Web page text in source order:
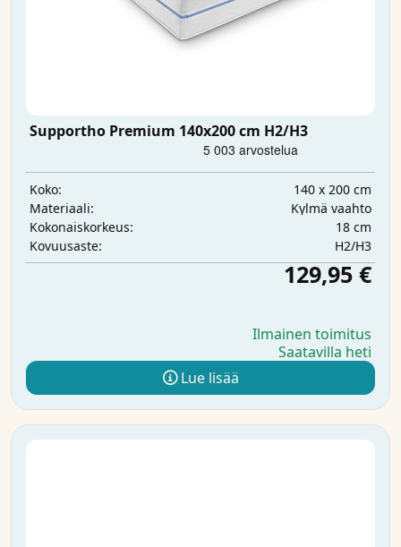
Supportho Premium 140x200 cm H2/H3
Koko:
140 x 200 cm
Materiaali:
Kylmä vaahto
Kokonaiskorkeus:
18 cm
Kovuusaste:
H2/H3
129,95 €
Ilmainen toimitus
Saatavilla heti
Lue lisää